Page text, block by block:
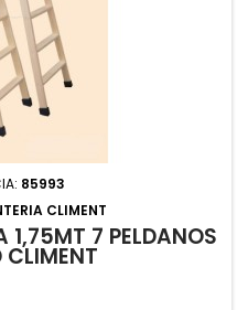
85993
CLIMENT
1,75MT 7 PELDAÑOS